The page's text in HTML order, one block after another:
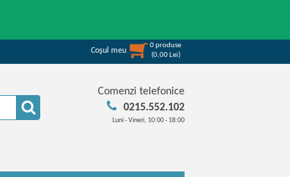
Coşul meu
0produse
(0,00 Lei)
Comenzi telefonice
0215.552.102
Luni - Vineri, 10:00 - 18:00